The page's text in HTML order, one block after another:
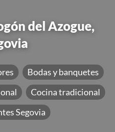
del Azogue,
Bodas y banquetes
Cocina tradicional
Segovia